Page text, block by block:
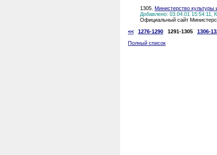
1305. Министерство культуры
Добавлено: 03.04.01 15:54:11,
Официальный сайт
<<
1276-1290 1291-1305
1306-
Полный список